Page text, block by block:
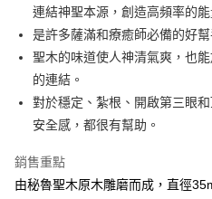
街口支付
悠遊付
ATM付款
運送方式
全家取貨付款
每筆NT$80，滿NT$3,000(含以上)
連結神聖本源，創造高頻率的能
是許多薩滿和療癒師必備的好幫
聖木的味道使人神清氣爽，也
的連結。
對於穩定、紮根、開啟第三眼
安全感，都很有幫助。
銷售重點
由秘魯聖木原木雕磨而成，直徑